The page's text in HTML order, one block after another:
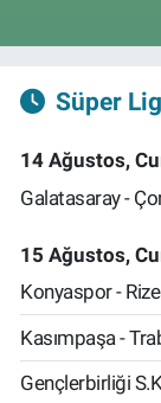
Süper
14 Ağustos,
Galatasaray -
15 Ağustos,
Konyaspor -
Kasımpaşa -
Gençlerbirliği